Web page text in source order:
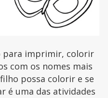
para imprimir, colorir
com os nomes mais
possa colorir e se
é uma das atividades